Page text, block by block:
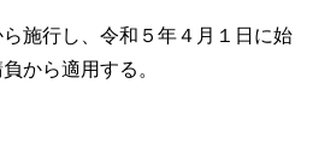
施行し、令和５年４月１日に始
から適用する。